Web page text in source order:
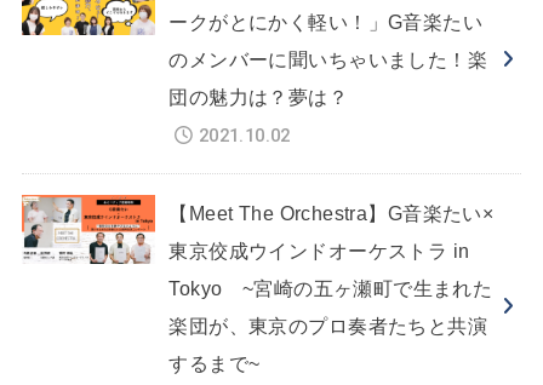
ークがとにかく軽い！」G音楽たい
のメンバーに聞いちゃいました！楽
団の魅力は？夢は？
2021.10.02
【Meet The Orchestra】G音楽たい×
東京佼成ウインドオーケストラ in
Tokyo ~宮崎の五ヶ瀬町で生まれた
楽団が、東京のプロ奏者たちと共演
するまで~